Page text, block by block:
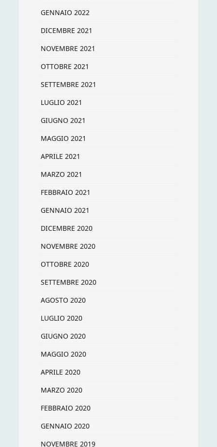
GENNAIO 2022
DICEMBRE 2021
NOVEMBRE 2021
OTTOBRE 2021
SETTEMBRE 2021
LUGLIO 2021
GIUGNO 2021
MAGGIO 2021
APRILE 2021
MARZO 2021
FEBBRAIO 2021
GENNAIO 2021
DICEMBRE 2020
NOVEMBRE 2020
OTTOBRE 2020
SETTEMBRE 2020
AGOSTO 2020
LUGLIO 2020
GIUGNO 2020
MAGGIO 2020
APRILE 2020
MARZO 2020
FEBBRAIO 2020
GENNAIO 2020
NOVEMBRE 2019